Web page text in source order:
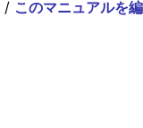
/ このマニュアルを